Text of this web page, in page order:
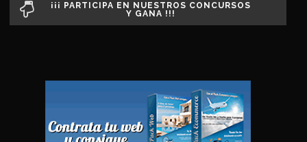
¡¡¡ PARTICIPA EN NUESTROS CONCURSOS
Y GANA !!!